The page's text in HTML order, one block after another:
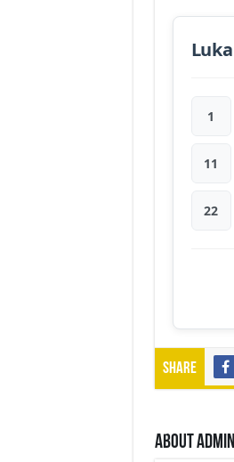
1
11
22
Share
About admin